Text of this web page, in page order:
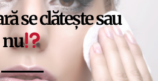
se clătește sau
nu